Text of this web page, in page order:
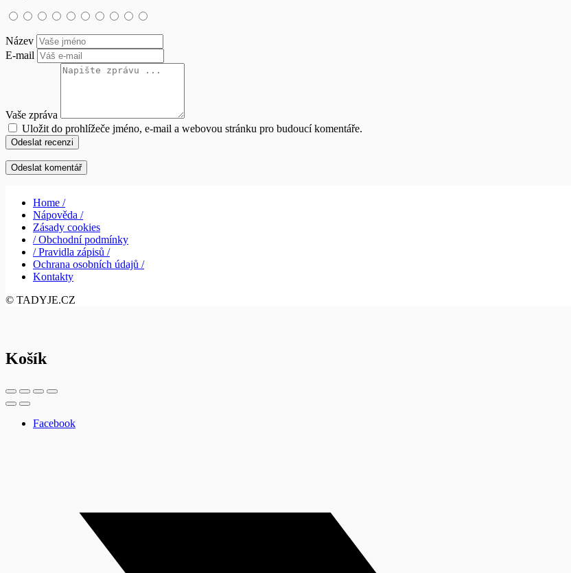
Název
E-mail
Vaše zpráva
Uložit do prohlížeče jméno, e-mail a webovou stránku pro budoucí komentáře.
Odeslat recenzi
Home /
Nápověda /
Zásady cookies
/ Obchodní podmínky
/ Pravidla zápisů /
Ochrana osobních údajů /
Kontakty
© TADYJE.CZ
Košík
Facebook